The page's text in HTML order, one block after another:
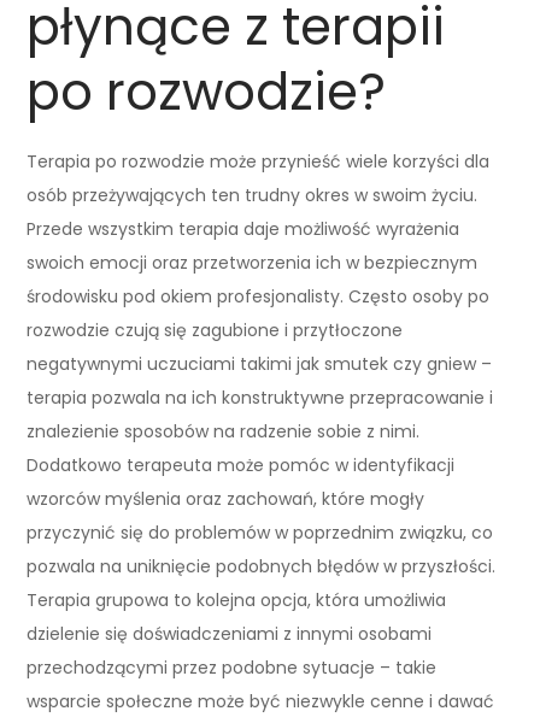
płynące z terapii
po rozwodzie?
Terapia po rozwodzie może przynieść wiele korzyści dla
osób przeżywających ten trudny okres w swoim życiu.
Przede wszystkim terapia daje możliwość wyrażenia
swoich emocji oraz przetworzenia ich w bezpiecznym
środowisku pod okiem profesjonalisty. Często osoby po
rozwodzie czują się zagubione i przytłoczone
negatywnymi uczuciami takimi jak smutek czy gniew –
terapia pozwala na ich konstruktywne przepracowanie i
znalezienie sposobów na radzenie sobie z nimi.
Dodatkowo terapeuta może pomóc w identyfikacji
wzorców myślenia oraz zachowań, które mogły
przyczynić się do problemów w poprzednim związku, co
pozwala na uniknięcie podobnych błędów w przyszłości.
Terapia grupowa to kolejna opcja, która umożliwia
dzielenie się doświadczeniami z innymi osobami
przechodzącymi przez podobne sytuacje – takie
wsparcie społeczne może być niezwykle cenne i dawać